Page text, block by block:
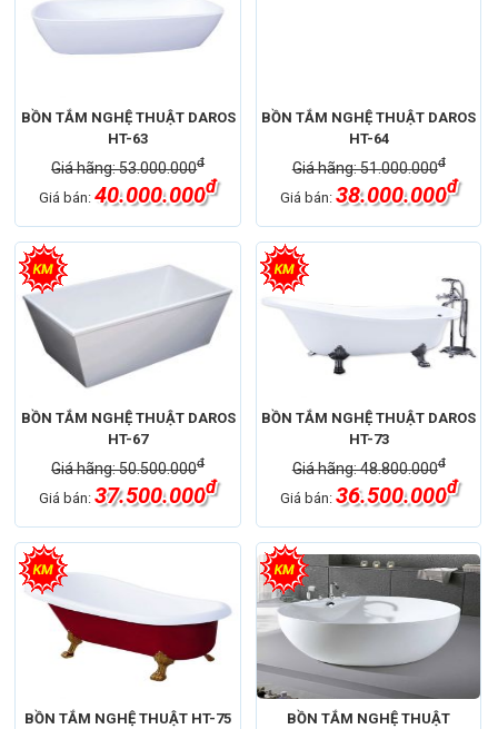
BỒN TẮM NGHỆ THUẬT DAROS
HT-63
Giá hãng: 53.000.000đ
Giá bán:40.000.000đ
BỒN TẮM NGHỆ THUẬT DAROS
HT-64
Giá hãng: 51.000.000đ
Giá bán: 38.000.000đ
BỒN TẮM NGHỆ THUẬT DAROS
HT-67
Giá hãng: 50.500.000đ
Giá bán:37.500.000đ
BỒN TẮM NGHỆ THUẬT DAROS
HT-73
Giá hãng: 48.800.000đ
Giá bán: 36.500.000đ
BỒN TẮM NGHỆ THUẬT HT-75
BỒN TẮM NGHỆ THUẬT